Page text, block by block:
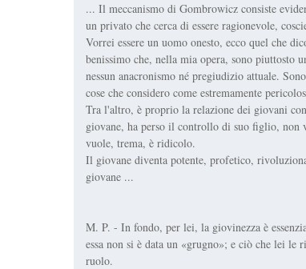
... Il meccanismo di Gombrowicz consiste
un privato che cerca di essere ragionevole,
Vorrei essere un uomo onesto, ecco quel che
benissimo che, nella mia opera, sono piuttosto
nessun anacronismo né pregiudizio attuale.
cose che considero come estremamente
Tra l'altro, è proprio la relazione dei giovani
giovane, ha perso il controllo di suo figlio, non
vuole, trema, è ridicolo.
Il giovane diventa potente, profetico,
giovane ...
M. P. - In fondo, per lei, la giovinezza è
essa non si è data un «grugno»; e ciò che lei
ruolo.